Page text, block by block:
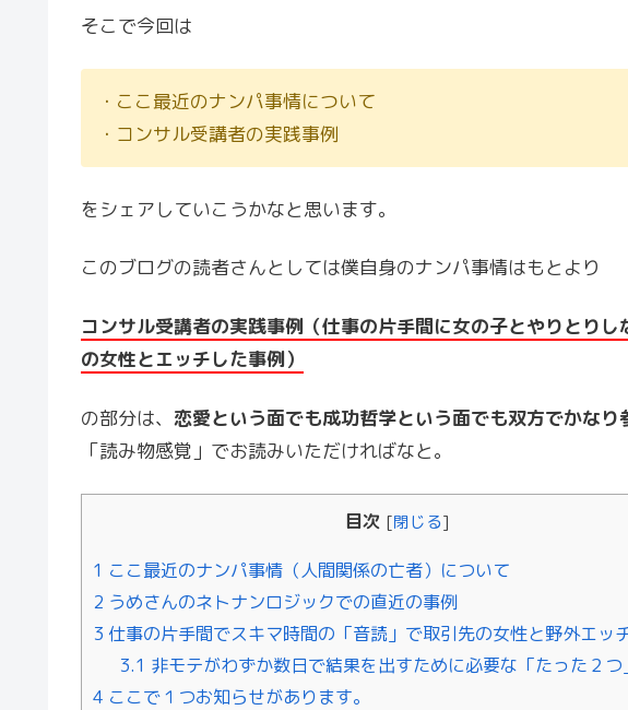
そこで今回は
・ここ最近のナンパ事情について
・コンサル受講者の実践事例
をシェアしていこうかなと思います。
このブログの読者さんとしては僕自身のナンパ事情はもとより
コンサル受講者の実践事例（仕事の片手間に女の子とやりとり
の女性とエッチした事例）
の部分は、 恋愛という面でも成功哲学という面でも双方でかなり
「読み物感覚」でお読みいただければなと。
目次 [閉じる]
1 ここ最近のナンパ事情（人間関係の亡者）について
2 うめさんのネトナンロジックでの直近の事例
3 仕事の片手間でスキマ時間の「音読」で取引先の女性と野外エッ
3.1 非モテがわずか数日で結果を出すために必要な「たった２つ
4 ここで１つお知らせがあります。